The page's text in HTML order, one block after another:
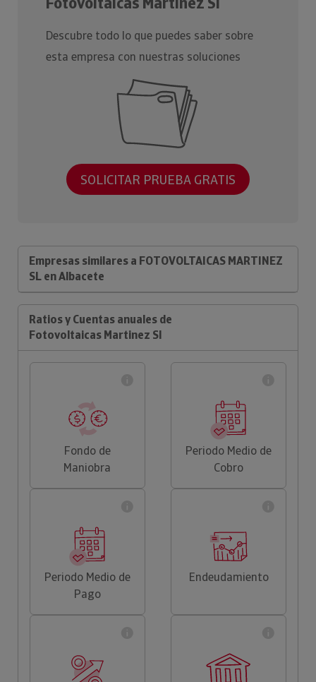
Descubre todo lo que puedes saber sobre
esta empresa con nuestras soluciones
SOLICITAR PRUEBA GRATIS
Empresas similares a FOTOVOLTAICAS MARTINEZ
SL en Albacete
Ratios y Cuentas anuales de
Fotovoltaicas Martinez Sl
Fondo de
Maniobra
Periodo Medio de
Cobro
Periodo Medio de
Pago
Endeudamiento